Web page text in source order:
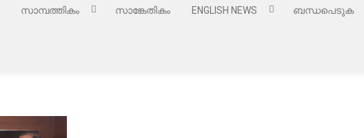
സാമ്പത്തികം സാങ്കേതികം ENGLISH NEWS ബന്ധപെടുക